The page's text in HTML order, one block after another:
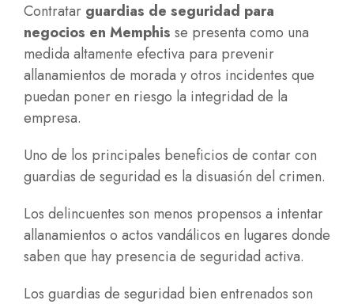
Contratar guardias de seguridad para
negocios en Memphis se presenta como una
medida altamente efectiva para prevenir
allanamientos de morada y otros incidentes que
puedan poner en riesgo la integridad de la
empresa.
Uno de los principales beneficios de contar con
guardias de seguridad es la disuasión del crimen.
Los delincuentes son menos propensos a intentar
allanamientos o actos vandálicos en lugares donde
saben que hay presencia de seguridad activa.
Los guardias de seguridad bien entrenados son